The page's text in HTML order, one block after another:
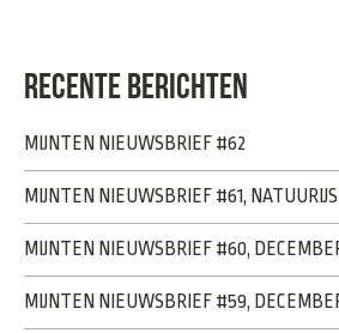
RECENTE BERICHTEN
MIJNTEN NIEUWSBRIEF #62
MIJNTEN NIEUWSBRIEF #61,
MIJNTEN NIEUWSBRIEF #60,
MIJNTEN NIEUWSBRIEF #59,